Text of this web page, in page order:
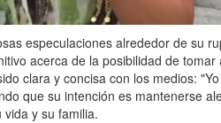
especulaciones alrededor de su
acerca de la posibilidad de
clara y concisa con los medios:
que su intención es mantenerse
y su familia.